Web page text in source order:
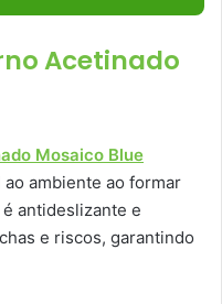
Acetinado
Mosaico Blue
ambiente ao formar
antideslizante e
e riscos, garantindo